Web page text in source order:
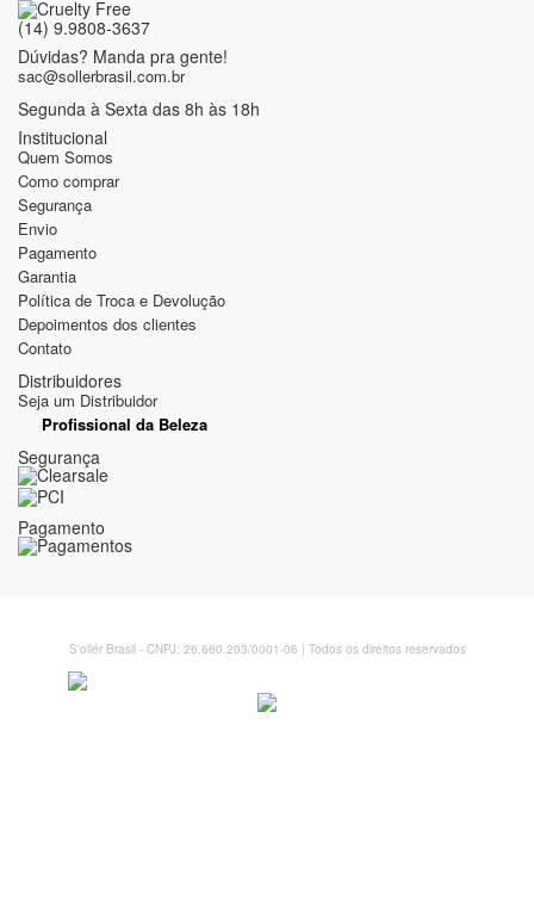
(14) 9.9808-3637
Dúvidas? Manda pra gente!
sac@sollerbrasil.com.br
Segunda à Sexta das 8h às 18h
Institucional
Quem Somos
Como comprar
Segurança
Envio
Pagamento
Garantia
Política de Troca e Devolução
Depoimentos dos clientes
Contato
Distribuidores
Seja um Distribuidor
Profissional da Beleza
Segurança
Pagamento
S'ollér Brasil - CNPJ: 26.660.203/0001-06 | Todos os direitos reservados